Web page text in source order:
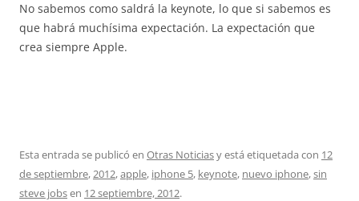
No sabemos como saldrá la keynote, lo que si sabemos es
que habrá muchísima expectación. La expectación que
crea siempre Apple.
Esta entrada se publicó en Otras Noticiasy está etiquetada con 12
de septiembre,2012,apple, iphone 5, keynote, nuevo iphone,sin
steve jobsen 12 septiembre, 2012.